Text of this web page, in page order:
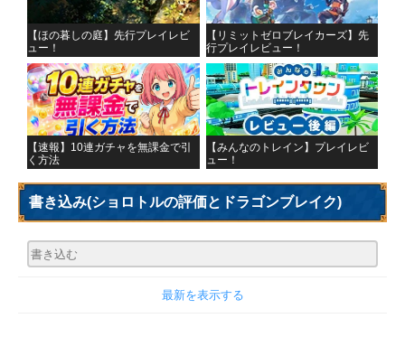
【ほの暮しの庭】先行プレイレビ
ュー！
【リミットゼロブレイカーズ】先
行プレイレビュー！
【速報】10連ガチャを無課金で引
く方法
【みんなのトレイン】プレイレビ
ュー！
書き込み(ショロトルの評価とドラゴンブレイク)
最新を表示する